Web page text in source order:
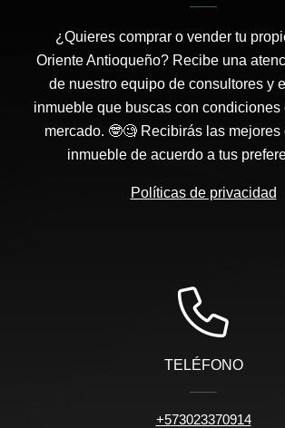
¿Quieres comprar o vender tu
Oriente Antioqueño? Recibe una
de nuestro equipo de consultores y
inmueble que buscas con condiciones
mercado. 🤓🧐 Recibirás las mejores
inmueble de acuerdo a tus
Políticas de privacidad
TELÉFONO
+573023370914